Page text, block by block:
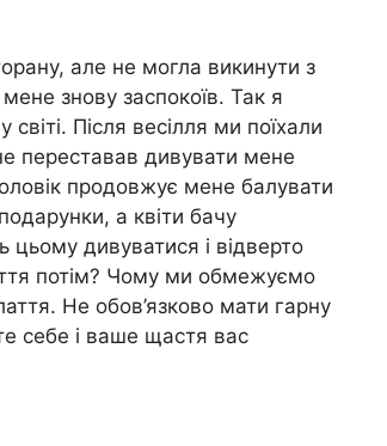
але не могла викинути з
мене знову заспокоїв. Так я
Після весілля ми поїхали
переставав дивувати мене
продовжує мене балувати
а квіти бачу
дивуватися і відверто
потім? Чому ми обмежуємо
Не обов’язково мати гарну
себе і ваше щастя вас